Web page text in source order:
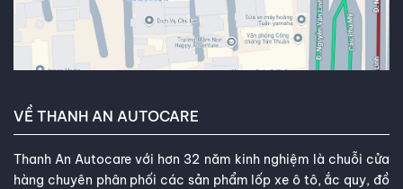
VỀ THANH AN AUTOCARE
Thanh An Autocare với hơn 32 năm kinh nghiệm là chuỗi cửa
hàng chuyên phân phối các sản phẩm lốp xe ô tô, ắc quy, đồ